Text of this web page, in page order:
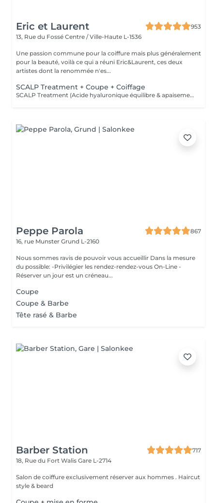
Eric et Laurent
953
13, Rue du Fossé Centre / Ville-Haute L-1536
Une passion commune pour la coiffure mais plus généralement
pour la beauté, voilà ce qui a réuni Eric&Laurent, ces deux
artistes dont la renommée n'es...
SCALP Treatment + Coupe + Coiffage
SCALP Treatment (Acide hyaluronique équilibre & apaisement) Pour rééquilibrer et purifier le cuir chevelu. Idéal en cas de démangeaisons, pellicules, sécheresse ou excès de sébum. -Apaise le cuir chevelu -Purifie en douceur -Rééquilibre la barrière protectrice naturelle -Favorise un environnement sain pour la pousse
Peppe Parola
867
16, rue Munster Grund L-2160
Nous sommes ravis de pouvoir vous accueillir Dans la mesure
du possible: -Privilégier les rendez-rendez-vous On-Line -
Réserver un jour est un créneau...
Coupe
Coupe & Barbe
Tête rasé & Barbe
Barber Station
717
18, Rue du Fort Walis Gare L-2714
Salon de coiffure exclusivement réserver aux hommes . Haircut
style & beard